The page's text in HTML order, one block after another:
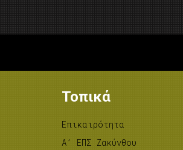
Τοπικά
Επικαιρότητα
A’ ΕΠΣ Ζακύνθου